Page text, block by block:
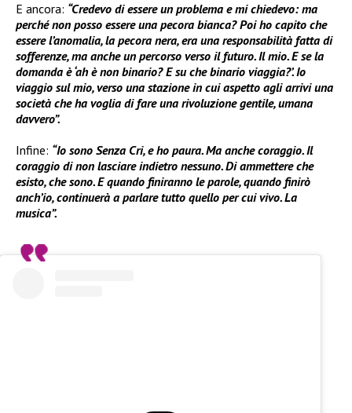
E ancora: “Credevo di essere un problema e mi chiedevo: ma
perché non posso essere una pecora bianca? Poi ho capito che
essere l’anomalia, la pecora nera, era una responsabilità fatta di
sofferenze, ma anche un percorso verso il futuro. Il mio. E se la
domanda è ‘ah è non binario? E su che binario viaggia?’. Io
viaggio sul mio, verso una stazione in cui aspetto agli arrivi una
società che ha voglia di fare una rivoluzione gentile, umana
davvero”.
Infine: “Io sono Senza Cri, e ho paura. Ma anche coraggio. Il
coraggio di non lasciare indietro nessuno. Di ammettere che
esisto, che sono. E quando finiranno le parole, quando finirò
anch’io, continuerà a parlare tutto quello per cui vivo. La
musica”.